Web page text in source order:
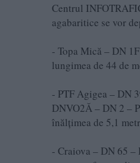
Centrul
agabaritice se vor
- Topa Mică – DN
lungimea de 44 de
- PTF Agigea – DN
DNVO2Ă – DN 2 –
înălțimea de 5,1
- Craiova – DN 65 –